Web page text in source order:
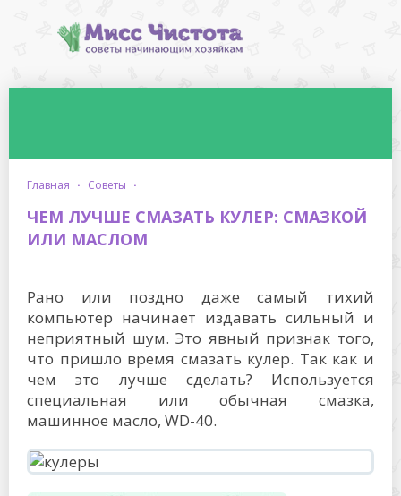
главная · советы ·
ЧЕМ ЛУЧШЕ СМАЗАТЬ КУЛЕР: СМАЗКОЙ
ИЛИ МАСЛОМ
Рано или поздно даже самый тихий
компьютер начинает издавать сильный и
неприятный шум. Это явный признак того,
что пришло время смазать кулер. Так как и
чем это лучше сделать? Используется
специальная или обычная смазка,
машинное масло, WD-40.